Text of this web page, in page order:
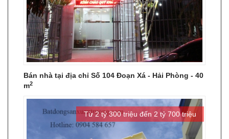
Bán nhà tại địa chỉ Số 104 Đoạn Xá - Hải Phòng - 40
m2
Từ 2 tỷ 300 triệu đến 2 tỷ 700 triệu